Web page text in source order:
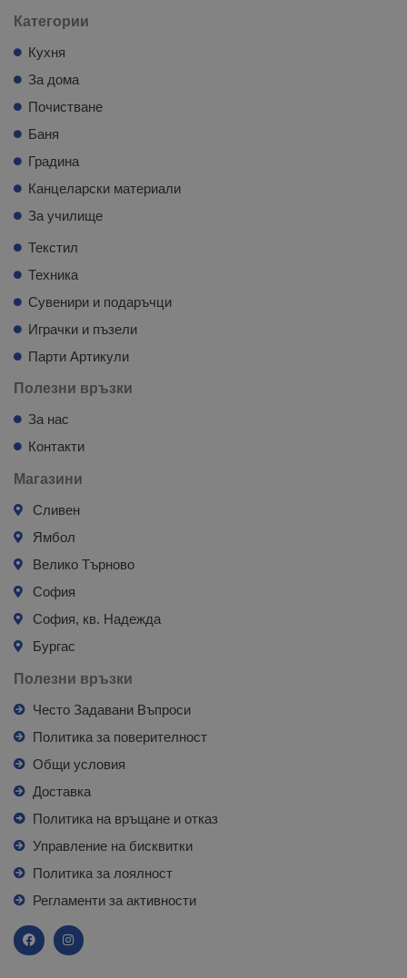
Категории
Кухня
За дома
Почистване
Баня
Градина
Канцеларски материали
За училище
Текстил
Техника
Сувенири и подаръчци
Играчки и пъзели
Парти Артикули
Полезни връзки
За нас
Контакти
Магазини
Сливен
Ямбол
Велико Търново
София
София, кв. Надежда
Бургас
Полезни връзки
Често Задавани Въпроси
Политика за поверителност
Общи условия
Доставка
Политика на връщане и отказ
Управление на бисквитки
Политика за лоялност
Регламенти за активности